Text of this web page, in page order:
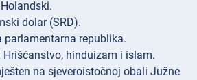
dolar (SRD).
parlamentarna republika.
Hrišćanstvo, hinduizam i islam.
na sjeveroistočnoj obali Južne